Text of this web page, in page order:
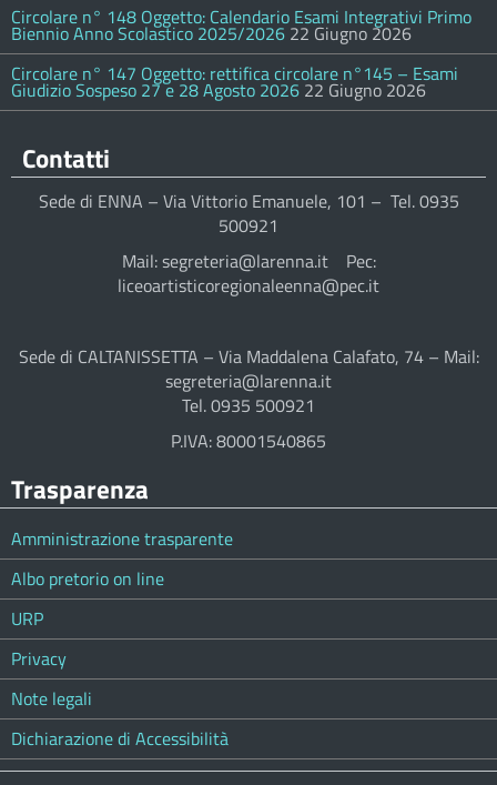
Circolare n° 148 Oggetto: Calendario Esami Integrativi Primo
Biennio Anno Scolastico 2025/2026 22 Giugno 2026
Circolare n° 147 Oggetto: rettifica circolare n°145 – Esami
Giudizio Sospeso 27 e 28 Agosto 2026 22 Giugno 2026
Contatti
Sede di ENNA – Via Vittorio Emanuele, 101 – Tel. 0935
500921
Mail: segreteria@larenna.it Pec:
liceoartisticoregionaleenna@pec.it
Sede di CALTANISSETTA – Via Maddalena Calafato, 74 – Mail:
segreteria@larenna.it
Tel. 0935 500921
P.IVA: 80001540865
Trasparenza
Amministrazione trasparente
Albo pretorio on line
URP
Privacy
Note legali
Dichiarazione di Accessibilità